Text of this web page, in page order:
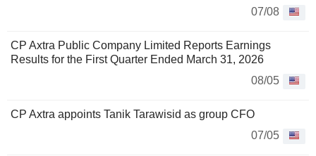
07/08
CP Axtra Public Company Limited Reports Earnings
Results for the First Quarter Ended March 31, 2026
08/05
CP Axtra appoints Tanik Tarawisid as group CFO
07/05